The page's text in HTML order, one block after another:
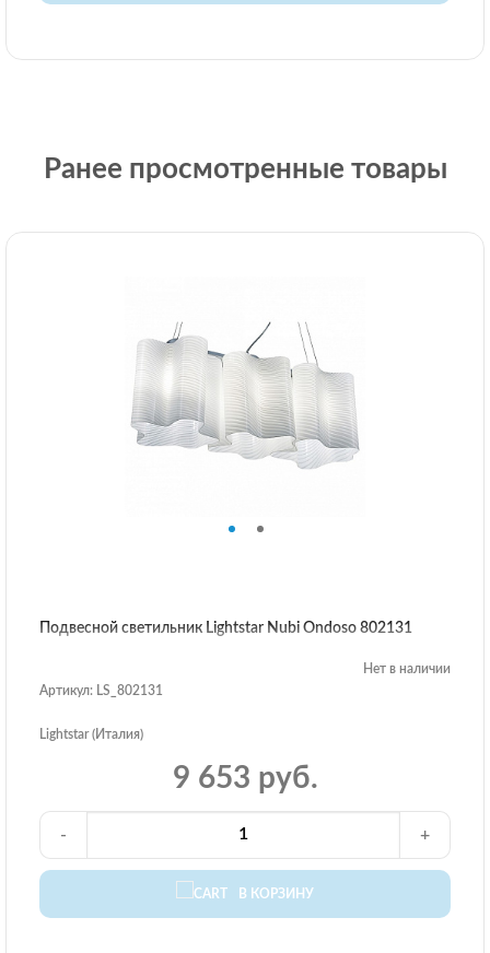
Ранее просмотренные товары
Подвесной светильник Lightstar Nubi Ondoso 802131
Нет в наличии
Артикул: LS_802131
Lightstar (Италия)
9 653 руб.
В КОРЗИНУ
- +